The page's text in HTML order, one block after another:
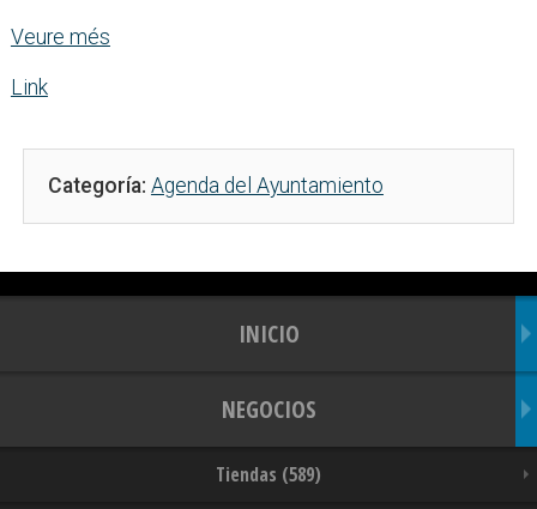
Veure més
Link
Categoría: Agenda del Ayuntamiento
INICIO
NEGOCIOS
Tiendas (589)